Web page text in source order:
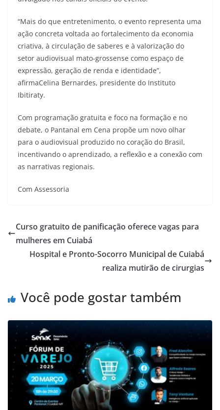
“Mais do que entretenimento, o evento representa uma
ação concreta voltada ao fortalecimento da economia
criativa, à circulação de saberes e à valorização do
setor audiovisual mato-grossense como espaço de
expressão, geração de renda e identidade”,
afirmaCelina Bernardes, presidente do Instituto
Ibitiraty.
Com programação gratuita e foco na formação e no
debate, o Pantanal em Cena propõe um novo olhar
para o audiovisual produzido no coração do Brasil,
incentivando o aprendizado, a reflexão e a conexão com
as narrativas regionais.
Com Assessoria
Curso gratuito de panificação oferece vagas para
mulheres em Cuiabá
Hospital e Pronto-Socorro Municipal de Cuiabá
realiza mutirão de cirurgias
Você pode gostar também